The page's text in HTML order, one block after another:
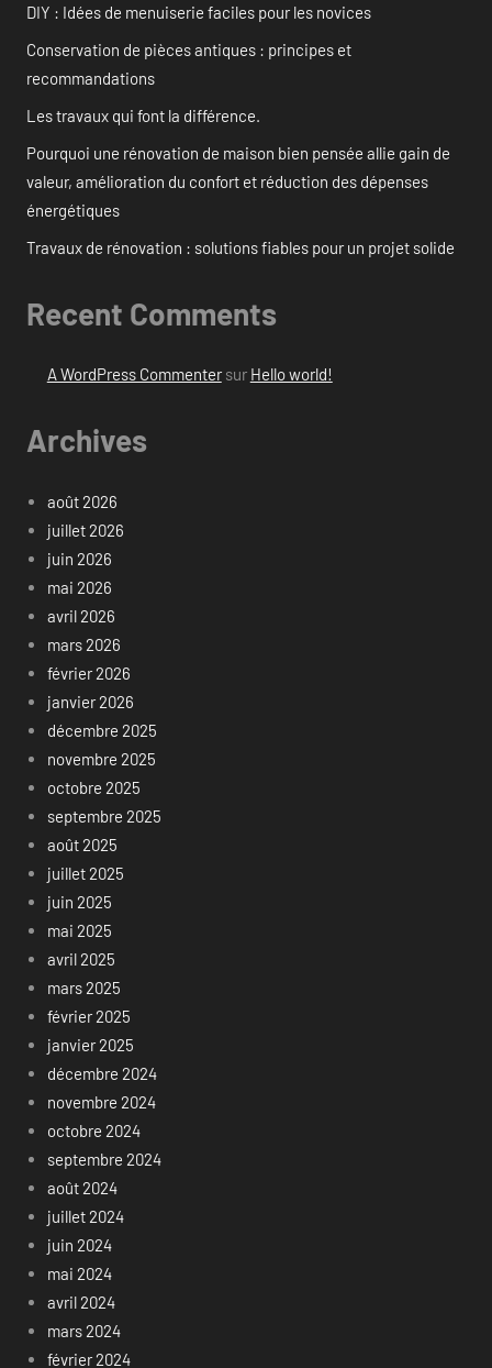
DIY : Idées de menuiserie faciles pour les novices
Conservation de pièces antiques : principes et
recommandations
Les travaux qui font la différence.
Pourquoi une rénovation de maison bien pensée allie gain de
valeur, amélioration du confort et réduction des dépenses
énergétiques
Travaux de rénovation : solutions fiables pour un projet solide
Recent Comments
A WordPress Commentersur Hello world!
Archives
août 2026
juillet 2026
juin 2026
mai 2026
avril 2026
mars 2026
février 2026
janvier 2026
décembre 2025
novembre 2025
octobre 2025
septembre 2025
août 2025
juillet 2025
juin 2025
mai 2025
avril 2025
mars 2025
février 2025
janvier 2025
décembre 2024
novembre 2024
octobre 2024
septembre 2024
août 2024
juillet 2024
juin 2024
mai 2024
avril 2024
mars 2024
février 2024